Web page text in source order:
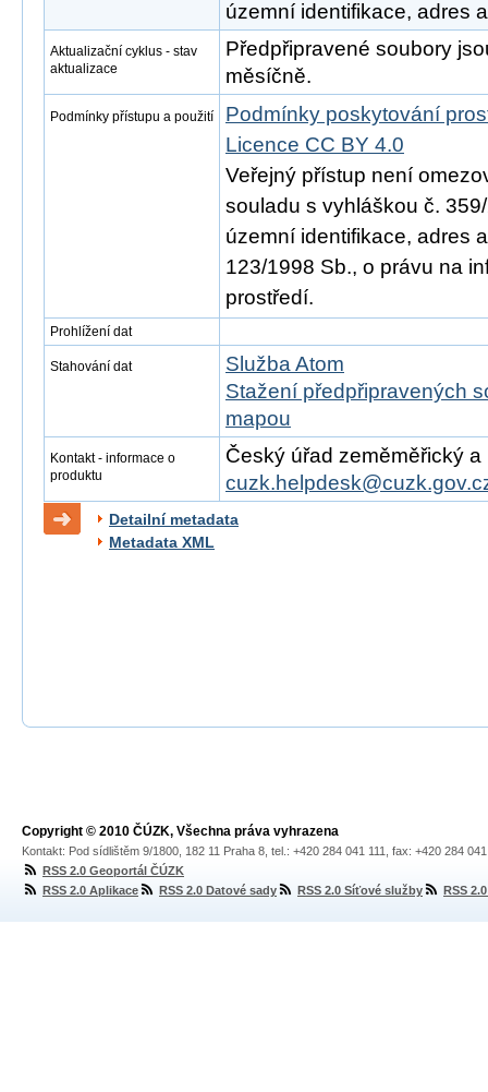
územní identifikace, adres
Aktualizační cyklus - stav
aktualizace
Předpřipravené soubory
měsíčně.
Podmínky přístupu a použití
Podmínky poskytování
Licence CC BY 4.0
Veřejný přístup není
souladu s vyhláškou č.
územní identifikace, adres
123/1998 Sb., o právu na
prostředí.
Prohlížení dat
Stahování dat
Služba Atom
Stažení předpřipravených
mapou
Kontakt - informace o
produktu
Český úřad zeměměřický
Detailní metadata
Metadata XML
Copyright © 2010 ČÚZK, Všechna práva vyhrazena
Kontakt: Pod sídlištěm 9/1800, 182 11 Praha 8, tel.: +420 284 041 111, fax: +420 284
RSS 2.0 Geoportál ČÚZK
RSS 2.0 Aplikace
RSS 2.0 Datové sady RSS 2.0 Síťové služby RSS